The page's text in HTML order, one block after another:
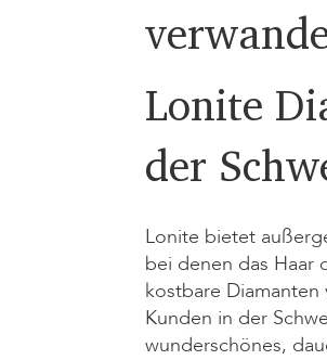
Lonite
der
Lonite bietet
bei denen das Haar
kostbare
Kunden in der
wunderschönes,